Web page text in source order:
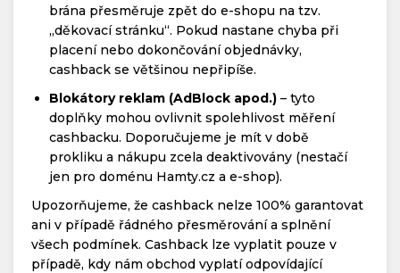
brána přesměruje zpět do e-shopu na tzv.
„děkovací stránku“. Pokud nastane chyba při
placení nebo dokončování objednávky,
cashback se většinou nepřipíše.
Blokátory reklam (AdBlock apod.) – tyto
doplňky mohou ovlivnit spolehlivost měření
cashbacku. Doporučujeme je mít v době
prokliku a nákupu zcela deaktivovány (nestačí
jen pro doménu Hamty.cz a e-shop).
Upozorňujeme, že cashback nelze 100% garantovat
ani v případě řádného přesměrování a splnění
všech podmínek. Cashback lze vyplatit pouze v
případě, kdy nám obchod vyplatí odpovídající